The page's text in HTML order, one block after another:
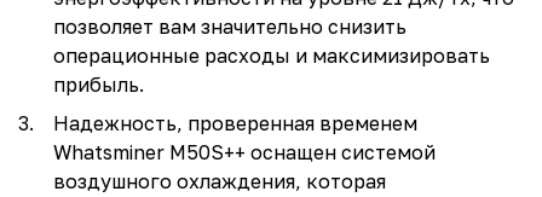
позволяет вам значительно снизить
операционные расходы и максимизировать
прибыль.
Надежность, проверенная временем
Whatsminer M50S++ оснащен системой
воздушного охлаждения, которая